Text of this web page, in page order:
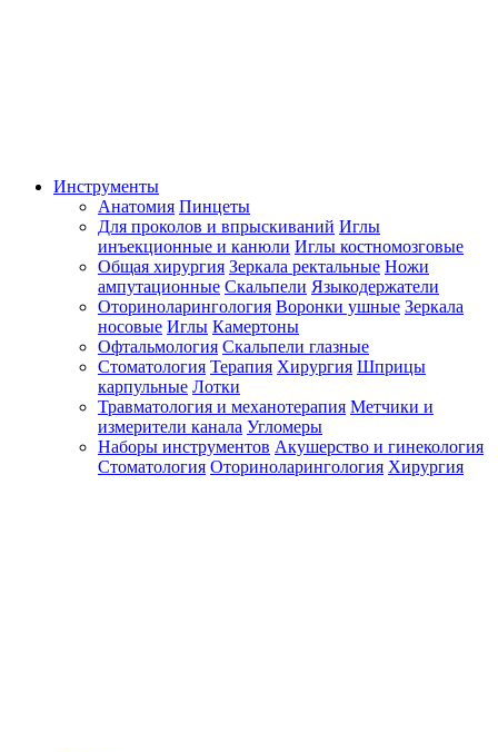
Инструменты
Анатомия Пинцеты
Для проколов и впрыскиваний Иглы
инъекционные и канюли Иглы костномозговые
Общая хирургия Зеркала ректальные Ножи
ампутационные Скальпели Языкодержатели
Оториноларингология Воронки ушные Зеркала
носовые Иглы Камертоны
Офтальмология Скальпели глазные
Стоматология Терапия Хирургия Шприцы
карпульные Лотки
Травматология и механотерапия Метчики и
измерители канала Угломеры
Наборы инструментов Акушерство и гинекология
Стоматология Оториноларингология Хирургия